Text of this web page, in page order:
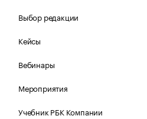
Выбор редакции
Кейсы
Вебинары
Мероприятия
Учебник РБК Компании